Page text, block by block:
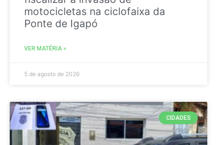
motocicletas na ciclofaixa da
Ponte de Igapó
VER MATÉRIA »
5 de agosto de 2026
CIDADES